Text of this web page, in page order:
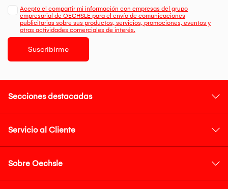
Acepto el compartir mi información con empresas del grupo
empresarial de OECHSLE para el envío de comunicaciones
publicitarias sobre sus productos, servicios, promociones, eventos y
otras actividades comerciales de interés.
Suscribirme
Secciones destacadas
Servicio al Cliente
Sobre Oechsle